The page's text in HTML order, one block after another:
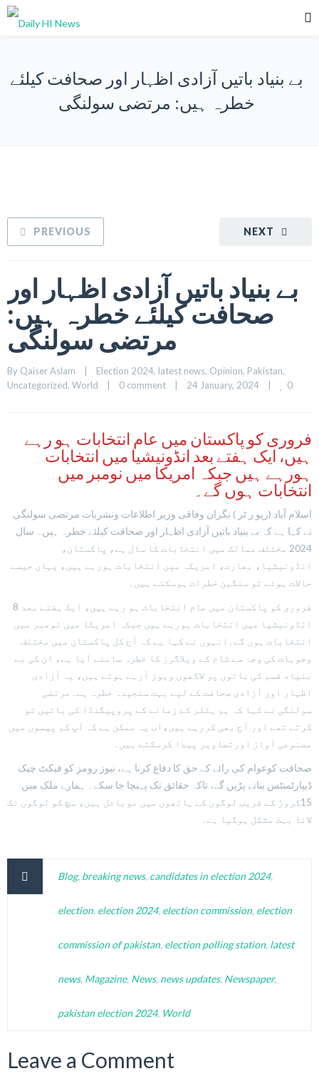
بے بنیاد باتیں آزادی اظہار اور صحافت کیلئے
خطرہ ہیں: مرتضی سولنگی
NEXT
PREVIOUS
بے بنیاد باتیں آزادی اظہار اور
صحافت کیلئے خطرہ ہیں:
مرتضی سولنگی
By Qaiser Aslam Election 2024, latest news, Opinion, Pakistan
Uncategorized, World 0 comment 24 January, 2024 0
فروری کو پاکستان میں عام انتخابات ہو رہے
ہیں، ایک ہفتے بعد انڈونیشیا میں انتخابات
ہورہے ہیں جبکہ امریکا میں نومبر میں
انتخابات ہوں گے۔
اسلام آباد (رپو ر ٹر ) نگران وفاقی وزیر اطلاعات ونشریات مرتضی سولنگی
نے کہا ہے کہ بے بنیاد باتیں آزادی اظہار اور صحافت کیلئے خطرہ ہیں۔ سال
2024 مختلف ممالک میں انتخابات کا سال ہے، پاکستان،
انڈونیشیا، بھارت، امریکہ میں انتخابات ہورہے ہیں، یہاں جیسے
حالات ہوئے تو سنگین خطرات ہوسکتے ہیں۔
8 فروری کو پاکستان میں عام انتخابات ہو رہے ہیں، ایک ہفتے بعد
انڈونیشیا میں انتخابات ہورہے ہیں جبکہ امریکا میں نومبر میں
انتخابات ہوں گے۔انہوں نے کہا ہے کہ آج کل پاکستان میں مختلف
وجوہات کی وجہ سے شام کے ویلاگرز کا خطرہ سامنے آیا ہے، ان کی بے
بنیاد قسم کی باتوں پر لاکھوں ویوز آرہے ہوتے ہیں، یہ آزادی
اظہار اور آزادی صحافت کے لیے بہت سنجیدہ خطرہ ہے۔مرتضی
سولنگی نے کہا کہ ہم ہٹلر کے زمانے کے پروپیگنڈا کی باتیں تو
کرتے تھے اور آج بھی کررہے ہیں،اب یہ ممکن ہے کہ آپ کم پیسوں میں
مصنوعی آواز اورتصاویر پیدا کرسکتے ہیں۔
صحافت کوعوام کی رائے کے حق کا دفاع کرنا ہے، نیوز رومز کو فیکٹ چیک
ڈیپارٹمنٹس بنانے پڑیں گے، تاکہ حقائق تک پہنچا جا سکے۔ ہمارے ملک میں
15کروڑ کے قریب لوگوں کے ہاتھوں میں موبائل ہیں، سچ کو لوگوں تک
لانا بہت مشکل ہوگیا ہے۔
Blog, breaking news, candidates in election 2024,
election, election 2024, election commission, election
commission of pakistan, election polling station, latest
news, Magazine, News, news updates, Newspaper,
pakistan election 2024, World
Leave a Comment